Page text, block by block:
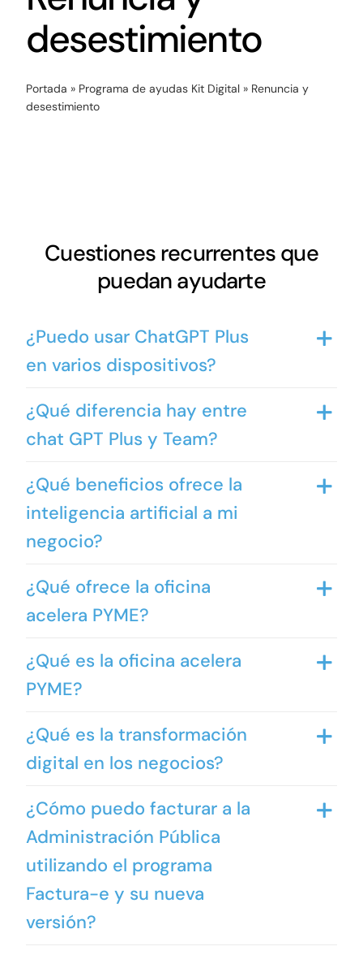
Antena Tecnológica
Eventos
desestimiento
Portada » Programa de ayudas Kit Digital» Renuncia y
desestimiento
Cuestiones recurrentes que
puedan ayudarte
¿Puedo usar ChatGPT Plus
en varios dispositivos?
¿Qué diferencia hay entre
chat GPT Plus y Team?
¿Qué beneficios ofrece la
inteligencia artificial a mi
negocio?
¿Qué ofrece la oficina
acelera PYME?
¿Qué es la oficina acelera
PYME?
¿Qué es la transformación
digital en los negocios?
¿Cómo puedo facturar a la
Administración Pública
utilizando el programa
Factura-e y su nueva
versión?